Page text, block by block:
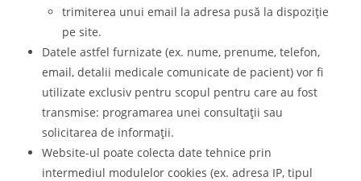
trimiterea unui email la adresa pusă la dispoziție
pe site.
Datele astfel furnizate (ex. nume, prenume, telefon,
email, detalii medicale comunicate de pacient) vor fi
utilizate exclusiv pentru scopul pentru care au fost
transmise: programarea unei consultații sau
solicitarea de informații.
Website-ul poate colecta date tehnice prin
intermediul modulelor cookies (ex. adresa IP, tipul